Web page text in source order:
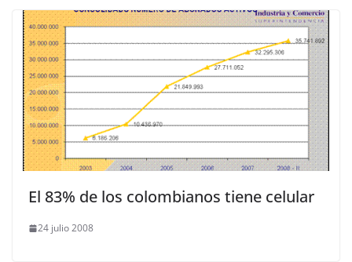
El 83% de los colombianos tiene celular
24 julio 2008